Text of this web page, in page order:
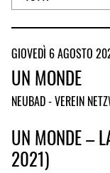
GIOVEDÌ 6 AGOSTO
UN MONDE
NEUBAD - VEREIN
UN MONDE –
2021)